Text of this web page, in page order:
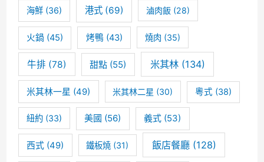
湯
圓
Shih
Chia
Big
Rice
Ball
海鮮(36) 港式(69) 滷肉飯 (28)
火鍋 (45) 烤鴨(43) 燒肉 (35)
牛排 (78) 甜點 (55) 米其林(134)
米其林一星 (49) 米其林二星 (30) 粵式 (38)
紐約(33) 美國 (56) 義式 (53)
西式 (49) 鐵板燒 (31) 飯店餐廳(128)